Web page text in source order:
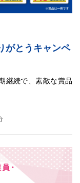
がとうキャンペ
継続で、素敵な賞品